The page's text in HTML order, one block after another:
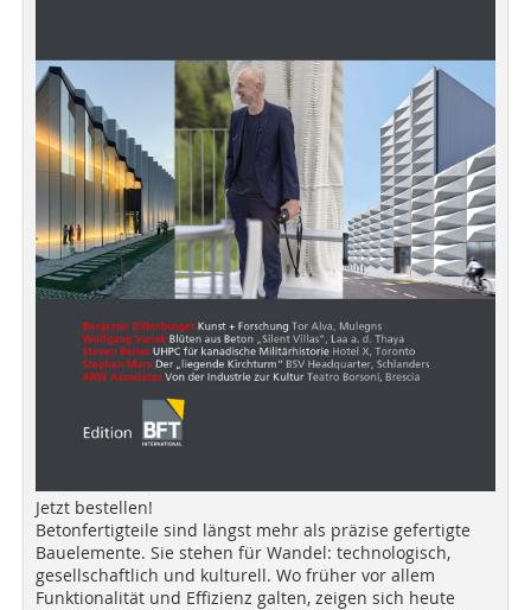
Jetzt bestellen!
Betonfertigteile sind längst mehr als präzise gefertigte
Bauelemente. Sie stehen für Wandel: technologisch,
gesellschaftlich und kulturell. Wo früher vor allem
Funktionalität und Effizienz galten, zeigen sich heute